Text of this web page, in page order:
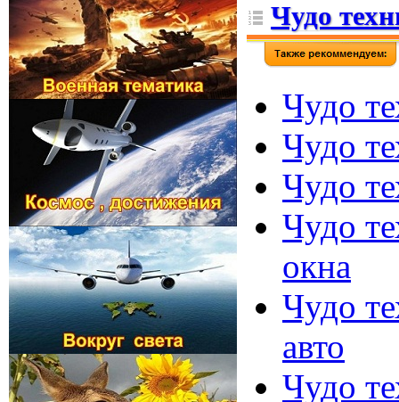
Чудо
Чудо
Чудо
Чудо
Чудо
окна
Чудо
авто
Чудо